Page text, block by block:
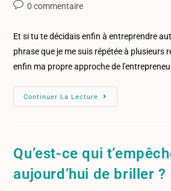
0 commentaire
Et si tu te décidais enfin à entreprendre
phrase que je me suis répétée à plusieurs
enfin ma propre approche de
Continuer La Lecture
Qu’est-ce qui
aujourd’hui de briller ?